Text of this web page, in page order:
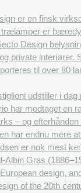
er en finsk
er
Design
private
til over 80
udstiller i
har modtaget en
– og
har endnu mere
er nok mest
Albin Gras
design,
of the 20th